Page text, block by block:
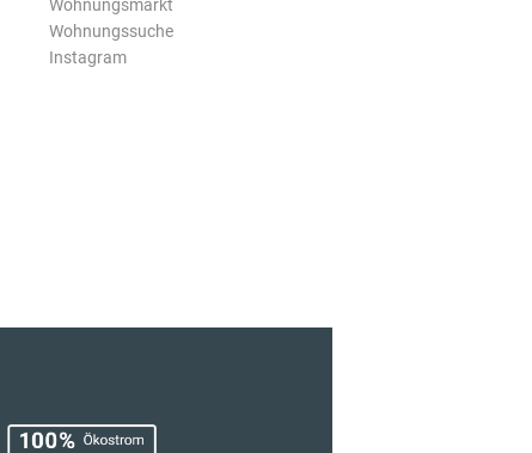
Wohnungsmarkt
Wohnungssuche
Instagram